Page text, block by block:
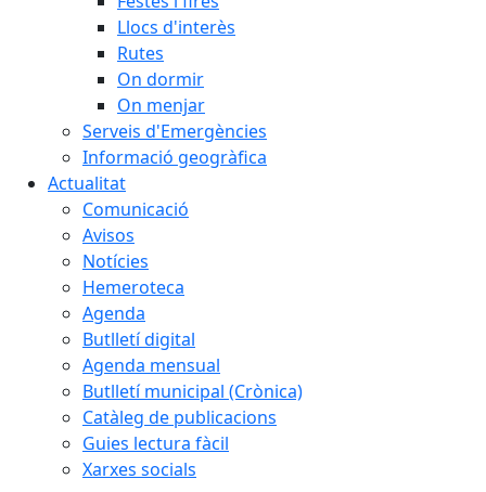
Llocs d'interès
Rutes
On dormir
On menjar
Serveis d'Emergències
Informació geogràfica
Actualitat
Comunicació
Avisos
Notícies
Hemeroteca
Agenda
Butlletí digital
Agenda mensual
Butlletí municipal (Crònica)
Catàleg de publicacions
Guies lectura fàcil
Xarxes socials